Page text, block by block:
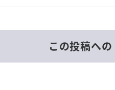
この投稿へ